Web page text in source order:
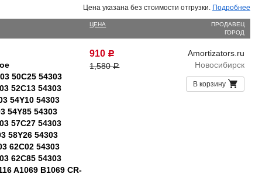
Цена указана без стоимости отгрузки. Подробнее
ЦЕНА
ПРОДАВЕЦ
ГОРОД
50C25 54303
52C13 54303
54Y10 54303
54Y85 54303
57C27 54303
58Y26 54303
62C02 54303
62C85 54303
A1069 B1069 CR-
910 Р
1,580Р
Amortizators.ru
Новосибирск
В корзину